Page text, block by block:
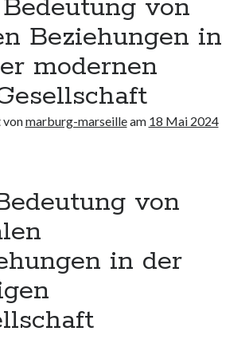
vorhanden.
von
Beziehungen in
modernen
marburg-marseilleam 18 Mai 2024
von
in der